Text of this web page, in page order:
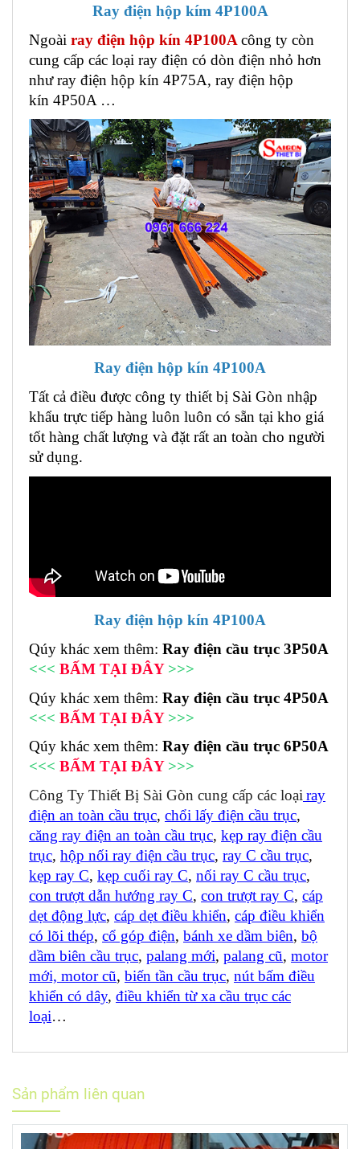
Ray điện hộp kím 4P100A
Ngoài ray điện hộp kín 4P100A công ty còn
cung cấp các loại ray điện có dòn điện nhỏ hơn
như ray điện hộp kín 4P75A, ray điện hộp
kín 4P50A …
Ray điện hộp kín 4P100A
Tất cả điều được công ty thiết bị Sài Gòn nhập
khẩu trực tiếp hàng luôn luôn có sẵn tại kho giá
tốt hàng chất lượng và đặt rất an toàn cho người
sử dụng.
Ray điện hộp kín 4P100A
Qúy khác xem thêm: Ray điện cầu trục 3P50A
<<< BẤM TẠI ĐÂY>>>
Qúy khác xem thêm: Ray điện cầu trục 4P50A
<<< BẤM TẠI ĐÂY >>>
Qúy khác xem thêm: Ray điện cầu trục 6P50A
<<< BẤM TẠI ĐÂY>>>
Công Ty Thiết Bị Sài Gòn cung cấp các loại ray
điện an toàn cầu trục, chổi lấy điện cầu trục,
căng ray điện an toàn cầu trục, kẹp ray điện cầu
trục, hộp nối ray điện cầu trục, ray C cầu trục,
kẹp ray C, kẹp cuối ray C, nối ray C cầu trục,
con trượt dẫn hướng ray C, con trượt ray C, cáp
dẹt động lực, cáp dẹt điều khiển, cáp điều khiển
có lõi thép, cổ góp điện, bánh xe dầm biên, bộ
dầm biên cầu trục, palang mới, palang cũ, motor
mới, motor cũ, biến tần cầu trục, nút bấm điều
khiển có dây, điều khiển từ xa cầu trục các
loại…
Sản phẩm liên quan